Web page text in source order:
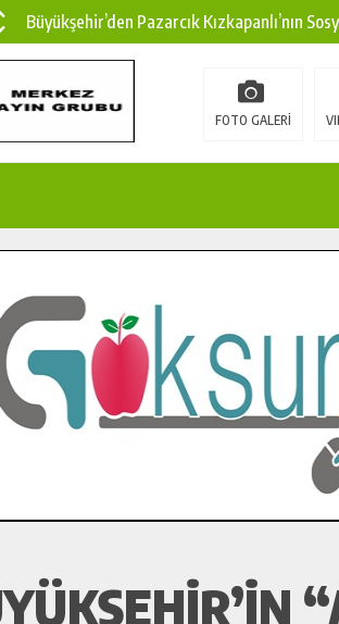
Büyükşehir’den Pazarcık Kızkapanlı’nın
Büyükşehir’den Pazarcık Kırsalına Modern
Çin’den KSÜ’ye Uluslararası Başarı:
İlçe Jandarma Komutanı Karakaya’dan
Bertiz’in Yeni Köprüsünde Sona Doğru.
FOTO GALERİ